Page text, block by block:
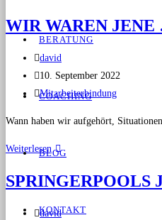
BERATUNG
COACHING
BLOG
KONTAKT
WIR WAREN
david
10. September 2022
Mitarbeiterbindung
Wann haben wir aufgehört,
Weiterlesen
david